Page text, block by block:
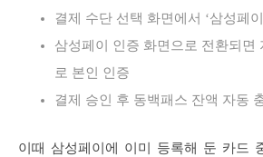
결제 수단 선택 화면에서 ‘삼성페
삼성페이 인증 화면으로 전환되면
로 본인 인증
결제 승인 후 동백패스 잔액 자동
이때 삼성페이에 이미 등록해 둔 카드